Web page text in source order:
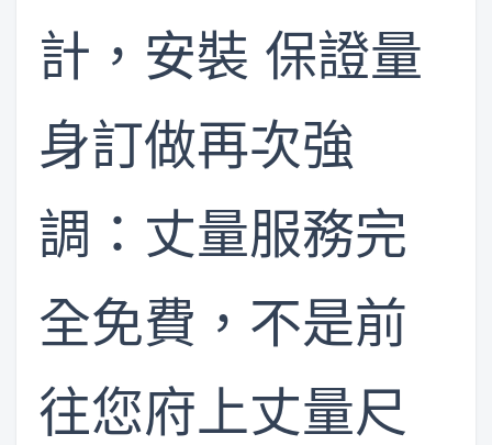
計，安裝 保證量
身訂做再次強
調：丈量服務完
全免費，不是前
往您府上丈量尺